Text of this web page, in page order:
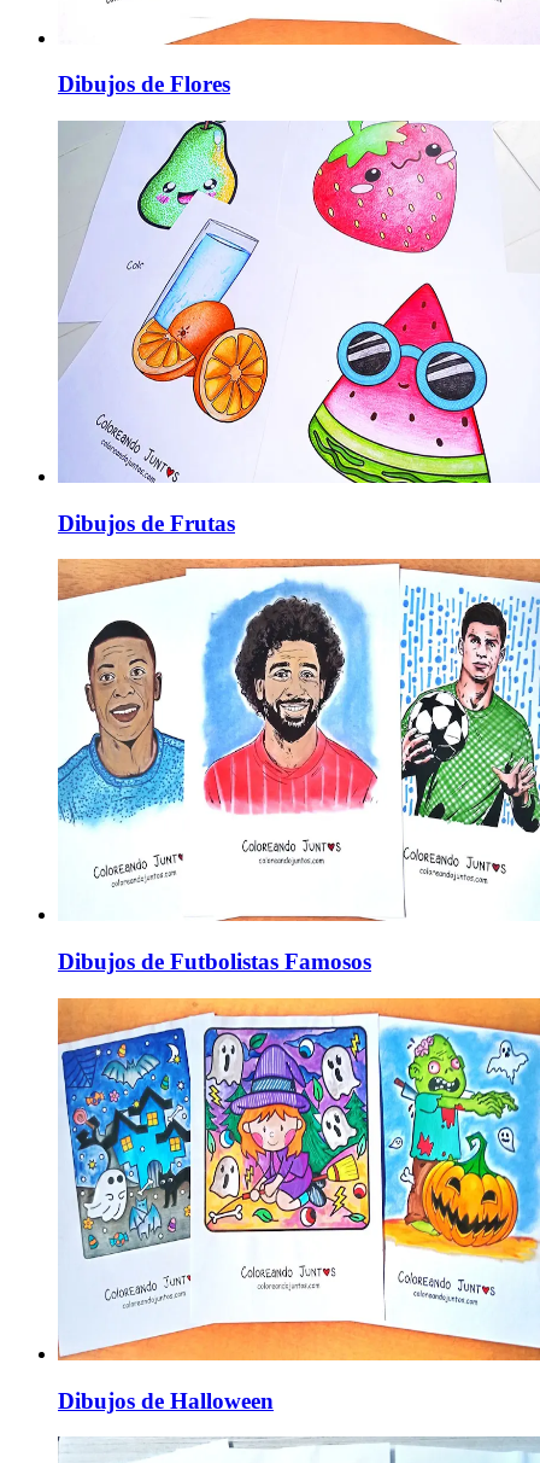
Dibujos de Flores
Dibujos de Frutas
Dibujos de Futbolistas Famosos
Dibujos de Halloween